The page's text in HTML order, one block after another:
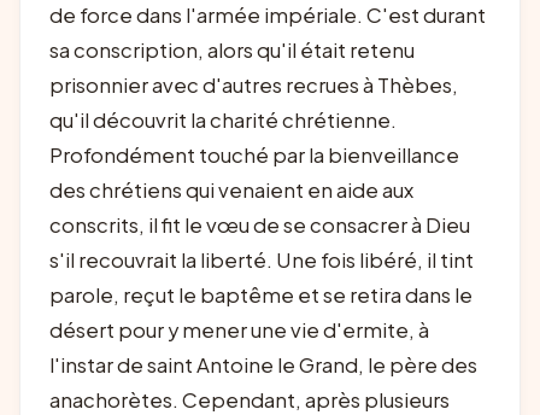
de force dans l'armée impériale. C'est durant
sa conscription, alors qu'il était retenu
prisonnier avec d'autres recrues à Thèbes,
qu'il découvrit la charité chrétienne.
Profondément touché par la bienveillance
des chrétiens qui venaient en aide aux
conscrits, il fit le vœu de se consacrer à Dieu
s'il recouvrait la liberté. Une fois libéré, il tint
parole, reçut le baptême et se retira dans le
désert pour y mener une vie d'ermite, à
l'instar de saint Antoine le Grand, le père des
anachorètes. Cependant, après plusieurs